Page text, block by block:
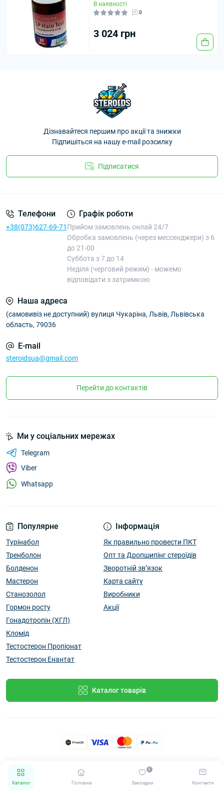
Каталог Головна Закладки
0
Контакти
В наявності
0
3 024 грн
Дізнавайтеся першим про акції та знижки
Підпишіться на нашу e-mail розсилку
Підписатися
Телефони
+38(073)627-69-71
Графік роботи
Прийом замовлень онлай 24/7
Обробка замовлень (через мессенджери) з 6
до 21-00
Суббота з 7 до 14
Неділя (черговий режим) - можемо
відповідати з затримкою
Наша адреса
(самовивіз не доступний) вулиця Чукаріна, Львів, Львівська
область, 79036
E-mail
steroidsua@gmail.com
Перейти до контактів
Популярне
Турінабол
Тренболон
Болденон
Мастерон
Станозолол
Гормон росту
Гонадотропін (ХГЛ)
Кломід
Тестостерон Пропіонат
Тестостерон Енантат
Інформація
Як правильно провести ПКТ
Опт та Дропшипінг стероїдів
Зворотній зв’язок
Карта сайту
Виробники
Акції
Каталог товарів
Ми у соціальних мережах
Telegram
Viber
Whatsapp
STEROIDS UA © 2026